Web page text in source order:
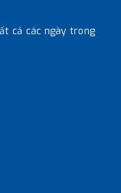
cả các ngày trong